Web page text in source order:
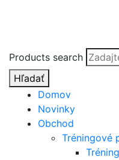
Products search
Hľadať
Domov
Novinky
Obchod
Tréningové